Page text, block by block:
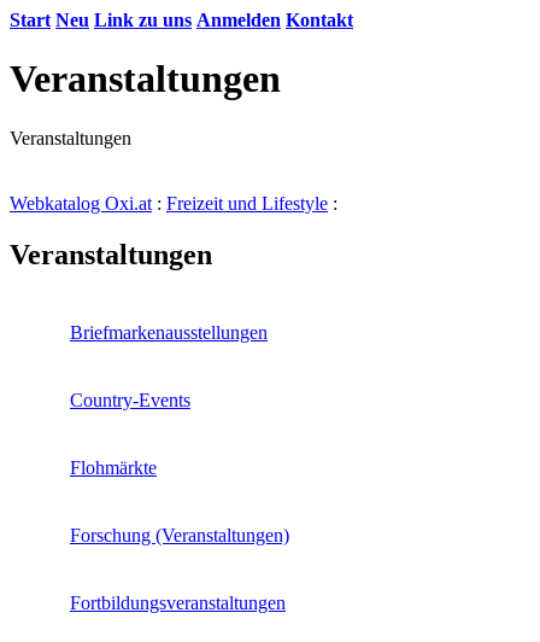
Start Neu Link zu uns Anmelden Kontakt
Veranstaltungen
Veranstaltungen
Webkatalog Oxi.at : Freizeit und Lifestyle :
Veranstaltungen
Briefmarkenausstellungen
Country-Events
Flohmärkte
Forschung (Veranstaltungen)
Fortbildungsveranstaltungen